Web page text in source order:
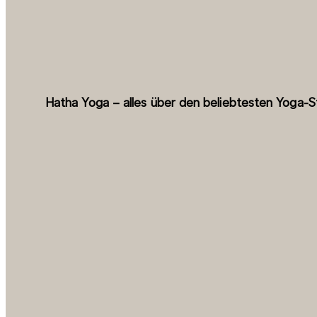
Hatha Yoga – alles über den beliebtesten Yoga-